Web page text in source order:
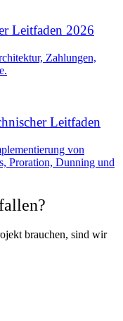
Leitfaden 2026
Zahlungen,
Leitfaden
von
Proration, Dunning und
brauchen, sind wir